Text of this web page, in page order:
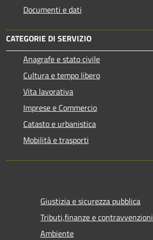
Documenti e dati
CATEGORIE DI SERVIZIO
Anagrafe e stato civile
Cultura e tempo libero
Vita lavorativa
Imprese e Commercio
Catasto e urbanistica
Mobilità e trasporti
Giustizia e sicurezza pubblica
Tributi,finanze e contravvenzioni
Ambiente